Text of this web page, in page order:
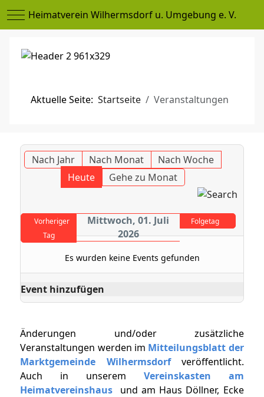
Mobile Menu Toggle
Heimatverein Wilhermsdorf u. Umgebung e. V.
Aktuelle Seite:Startseite Veranstaltungen
Nach Jahr Nach Monat
Nach Woche
Heute
Gehe zu Monat
Vorheriger
Tag
Mittwoch, 01. Juli
2026
Folgetag
Es wurden keine Events gefunden
Event hinzufügen
Änderungen und/oder zusätzliche
Veranstaltungen werden im Mitteilungsblatt der
Marktgemeinde Wilhermsdorf veröffentlicht.
Auch in unserem Vereinskasten am
Heimatvereinshaus
und am Haus Döllner, Ecke